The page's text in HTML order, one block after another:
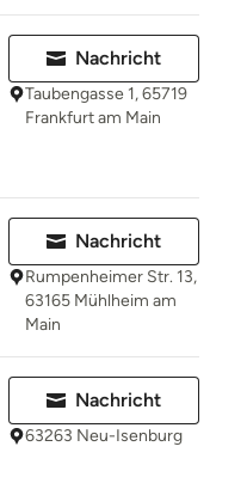
Nachricht
Taubengasse 1, 65719
Frankfurt am Main
Nachricht
Rumpenheimer Str. 13,
63165 Mühlheim am
Main
Nachricht
63263 Neu-Isenburg